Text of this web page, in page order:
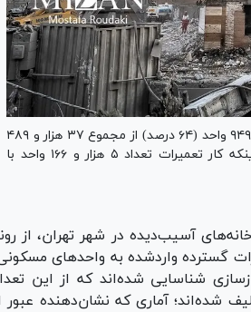
رئیس کمیته ایمنی و مدیریت بحران شهر تهران گفت: تاکنون ۲۳ هزار و ۹۴۹ واحد (۶۴ درصد) از مجموع ۳۷ هزار و ۴۸۹
واحد دارای تعمیرات جزیی در سطح شهر تهران تکمیل شده‌اند؛ ضمن اینکه کار تعمیرات تعداد ۵ هزار و ۱۶۶ واحد با
آسیب‌دیده در شهر تهران، از
گسترده واردشده به واحد‌های
بازسازی شناسایی شده‌اند که از این
بیش از ۵۳ درصد، تعیین تکلیف شده‌اند؛ آماری که نشان‌دهنده عبور